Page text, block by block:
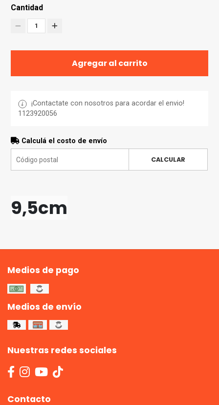
Cantidad
1
Agregar al carrito
¡Contactate con nosotros para acordar el envio!
1123920056
Calculá el costo de envío
CALCULAR
9,5cm
Medios de pago
Medios de envío
Nuestras redes sociales
Contacto